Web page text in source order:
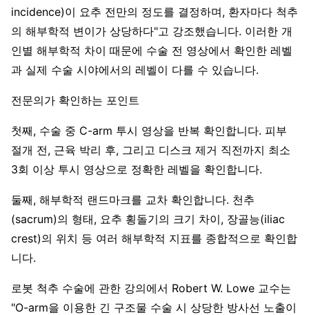
incidence)이 요추 전만의 정도를 결정하며, 환자마다 척추
의 해부학적 변이가 상당하다"고 강조했습니다. 이러한 개
인별 해부학적 차이 때문에 수술 전 영상에서 확인한 레벨
과 실제 수술 시야에서의 레벨이 다를 수 있습니다.
전문의가 확인하는 포인트
첫째, 수술 중 C-arm 투시 영상을 반복 확인합니다. 피부
절개 전, 근육 박리 후, 그리고 디스크 제거 직전까지 최소
3회 이상 투시 영상으로 정확한 레벨을 확인합니다.
둘째, 해부학적 랜드마크를 교차 확인합니다. 천추
(sacrum)의 형태, 요추 횡돌기의 크기 차이, 장골능(iliac
crest)의 위치 등 여러 해부학적 지표를 종합적으로 확인합
니다.
로봇 척추 수술에 관한 강의에서 Robert W. Lowe 교수는
"O-arm을 이용한 긴 구조물 수술 시 상당한 방사선 노출이